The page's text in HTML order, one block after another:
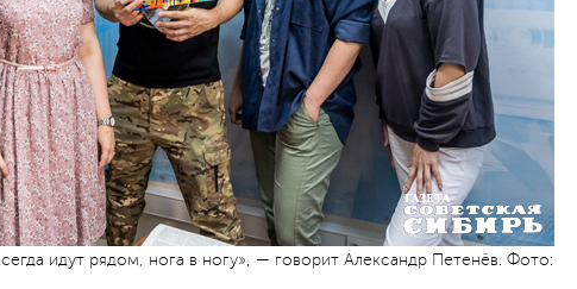
идут рядом, нога в ногу», — говорит Александр Петенёв. Фото: